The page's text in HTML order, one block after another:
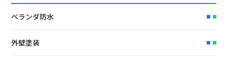
ベランダ防水
外壁塗装